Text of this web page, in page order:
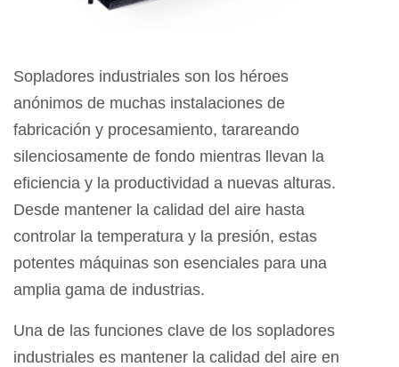
Sopladores industriales son los héroes
anónimos de muchas instalaciones de
fabricación y procesamiento, tarareando
silenciosamente de fondo mientras llevan la
eficiencia y la productividad a nuevas alturas.
Desde mantener la calidad del aire hasta
controlar la temperatura y la presión, estas
potentes máquinas son esenciales para una
amplia gama de industrias.
Una de las funciones clave de los sopladores
industriales es mantener la calidad del aire en